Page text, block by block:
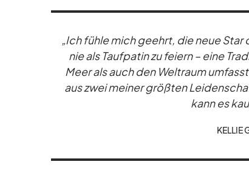
„Ich fühle mich ge­ehrt, die neue
nie als Tauf­pa­tin zu fei­ern – eine
Meer als auch den Welt­raum
aus zwei mei­ner größ­ten
kann es
KEL­LIE